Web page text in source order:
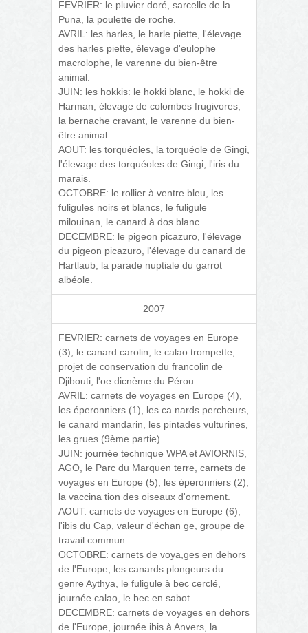
FEVRIER: le pluvier doré, sarcelle de la
Puna, la poulette de roche.
AVRIL: les harles, le harle piette, l'élevage
des harles piette, élevage d'eulophe
macrolophe, le varenne du bien-être
animal.
JUIN: les hokkis: le hokki blanc, le hokki de
Harman, élevage de colombes frugivores,
la bernache cravant, le varenne du bien-
être animal.
AOUT: les torquéoles, la torquéole de Gingi,
l'élevage des torquéoles de Gingi, l'iris du
marais.
OCTOBRE: le rollier à ventre bleu, les
fuligules noirs et blancs, le fuligule
milouinan, le canard à dos blanc
DECEMBRE: le pigeon picazuro, l'élevage
du pigeon picazuro, l'élevage du canard de
Hartlaub, la parade nuptiale du garrot
albéole.
2007
FEVRIER: carnets de voyages en Europe
(3), le canard carolin, le calao trompette,
projet de conservation du francolin de
Djibouti, l'oe dicnème du Pérou.
AVRIL: carnets de voyages en Europe (4),
les éperonniers (1), les ca nards percheurs,
le canard mandarin, les pintades vulturines,
les grues (9ème partie).
JUIN: journée technique WPA et AVIORNIS,
AGO, le Parc du Marquen terre, carnets de
voyages en Europe (5), les éperonniers (2),
la vaccina tion des oiseaux d'ornement.
AOUT: carnets de voyages en Europe (6),
l'ibis du Cap, valeur d'échan ge, groupe de
travail commun.
OCTOBRE: carnets de voya,ges en dehors
de l'Europe, les canards plongeurs du
genre Aythya, le fuligule à bec cerclé,
journée calao, le bec en sabot.
DECEMBRE: carnets de voyages en dehors
de l'Europe, journée ibis à Anvers, la